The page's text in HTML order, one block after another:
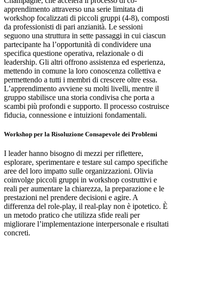
apprendimento attraverso una serie limitata di
workshop focalizzati di piccoli gruppi (4-8), composti
da professionisti di pari anzianità. Le sessioni
seguono una struttura in sette passaggi in cui ciascun
partecipante ha l’opportunità di condividere una
specifica questione operativa, relazionale o di
leadership. Gli altri offrono assistenza ed esperienza,
mettendo in comune la loro conoscenza collettiva e
permettendo a tutti i membri di crescere oltre essa.
L’apprendimento avviene su molti livelli, mentre il
gruppo stabilisce una storia condivisa che porta a
scambi più profondi e supporto. Il processo costruisce
fiducia, connessione e intuizioni fondamentali.
Workshop per la Risoluzione Consapevole dei Problemi
I leader hanno bisogno di mezzi per riflettere,
esplorare, sperimentare e testare sul campo specifiche
aree del loro impatto sulle organizzazioni. Olivia
coinvolge piccoli gruppi in workshop costruttivi e
reali per aumentare la chiarezza, la preparazione e le
prestazioni nel prendere decisioni e agire. A
differenza del role-play, il real-play non è ipotetico. È
un metodo pratico che utilizza sfide reali per
migliorare l’implementazione interpersonale e risultati
concreti.